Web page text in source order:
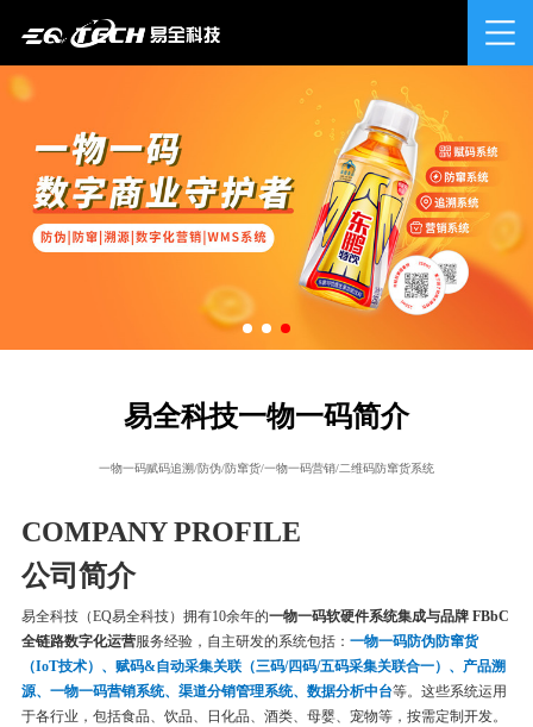
易全科技一物一码简介
一物一码赋码追溯/防伪/防窜货/一物一码营销/二维码防窜货系统
COMPANY PROFILE
公司简介
易全科技（EQ易全科技）拥有10余年的一物一码软硬件系统集成与品牌 FBbC
全链路数字化运营服务经验，自主研发的系统包括： 一物一码防伪防窜货
（IoT技术）、赋码&自动采集关联（三码/四码/五码采集关联合一）、产品溯
源、一物一码营销系统、渠道分销管理系统、数据分析中台等。这些系统运用
于各行业，包括食品、饮品、日化品、酒类、母婴、宠物等，按需定制开发。